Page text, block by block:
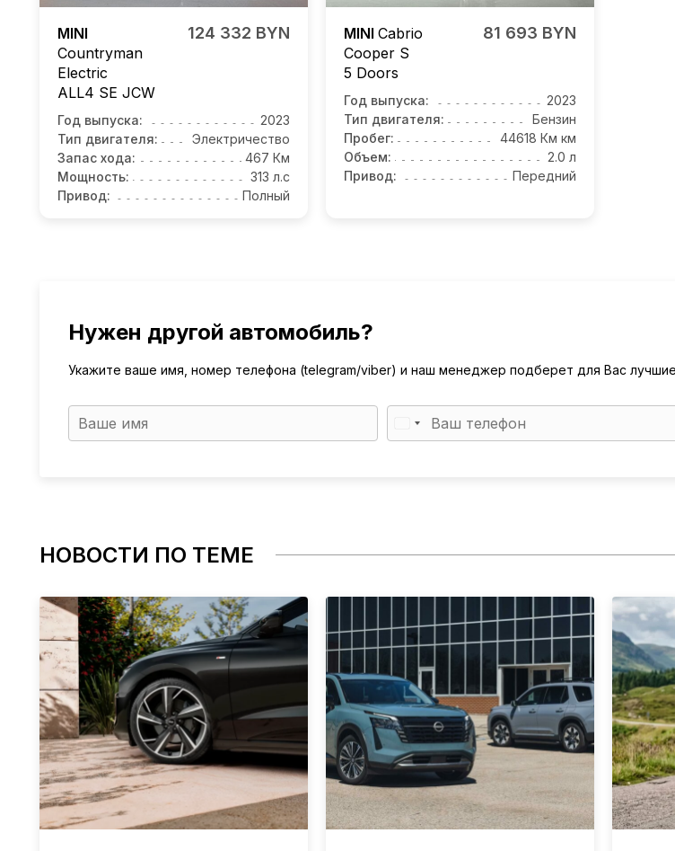
MINI
Countryman
Electric
ALL4 SE JCW
124 332 BYN
Год выпуска:
2023
Тип двигателя:
Электричество
Запас хода:
467 Км
Мощность:
313 л.с
Привод:
Полный
MINI Cabrio
Cooper S
5 Doors
81 693 BYN
Год выпуска:
2023
Тип двигателя:
Бензин
Пробег:
44618 Км км
Объем:
2.0 л
Привод:
Передний
Нужен другой автомобиль?
Укажите ваше имя, номер телефона (telegram/viber) и наш менеджер подберет для Вас
НОВОСТИ ПО ТЕМЕ